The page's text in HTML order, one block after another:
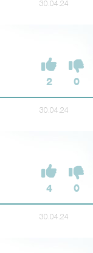
30.04.24
2 0
30.04.24
4 0
30.04.24